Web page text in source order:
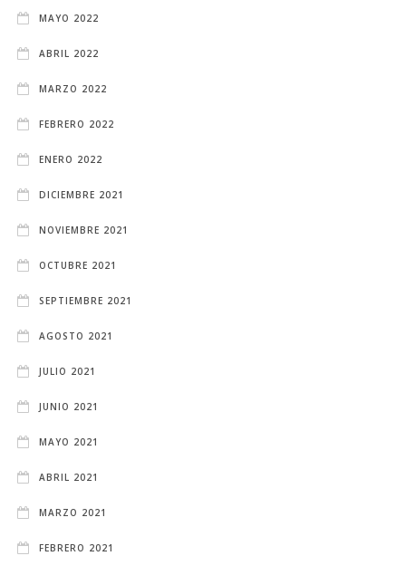
MAYO 2022
ABRIL 2022
MARZO 2022
FEBRERO 2022
ENERO 2022
DICIEMBRE 2021
NOVIEMBRE 2021
OCTUBRE 2021
SEPTIEMBRE 2021
AGOSTO 2021
JULIO 2021
JUNIO 2021
MAYO 2021
ABRIL 2021
MARZO 2021
FEBRERO 2021